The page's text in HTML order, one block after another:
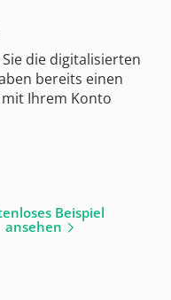
die digitalisierten
bereits einen
mit Ihrem Konto
Beispiel
ansehen